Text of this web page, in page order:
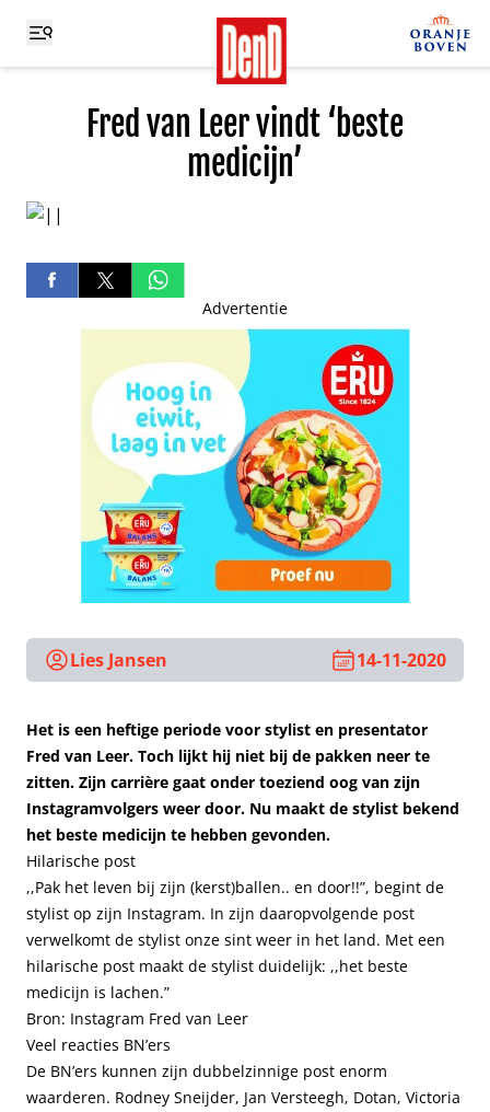
Fred van Leer vindt ‘beste
medicijn’
Advertentie
Lies Jansen 14-11-2020
Het is een heftige periode voor stylist en presentator
Fred van Leer. Toch lijkt hij niet bij de pakken neer te
zitten. Zijn carrière gaat onder toeziend oog van zijn
Instagramvolgers weer door. Nu maakt de stylist bekend
het beste medicijn te hebben gevonden.
Hilarische post
,,Pak het leven bij zijn (kerst)ballen.. en door!!”, begint de
stylist op zijn Instagram. In zijn daaropvolgende post
verwelkomt de stylist onze sint weer in het land. Met een
hilarische post maakt de stylist duidelijk: ,,het beste
medicijn is lachen.”
Bron: Instagram Fred van Leer
Veel reacties BN’ers
De BN’ers kunnen zijn dubbelzinnige post enorm
waarderen. Rodney Sneijder, Jan Versteegh, Dotan, Victoria